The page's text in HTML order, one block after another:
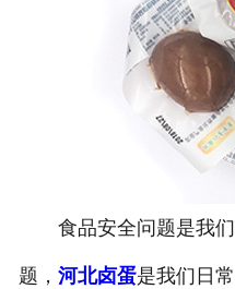
食品安全问题是我们
题， 河北卤蛋是我们日